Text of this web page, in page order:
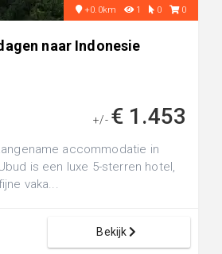
+0.0km 1 0 0
naar Indonesie
+/- € 1.453
accommodatie in
is een luxe 5-sterren hotel,
vaka...
Bekijk